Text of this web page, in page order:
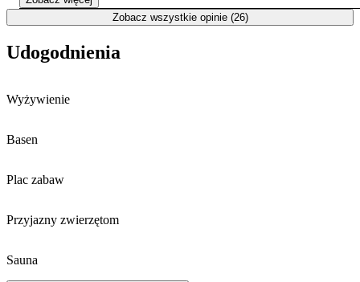
Zobacz wszystkie opinie (26)
Udogodnienia
Wyżywienie
Basen
Plac zabaw
Przyjazny zwierzętom
Sauna